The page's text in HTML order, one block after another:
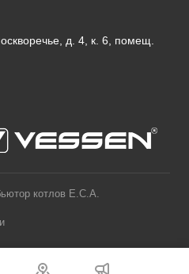
д. 4, к. 6, помещ.
котлов E.C.A.